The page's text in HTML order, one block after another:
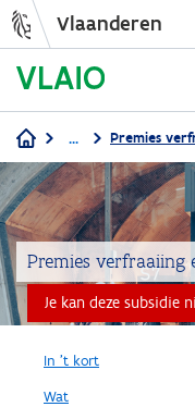
Vlaanderen
Kruimelpad
... Premies verfraaiing
Premies verfraaiing
Je kan deze subsidie
In 't kort
Wat